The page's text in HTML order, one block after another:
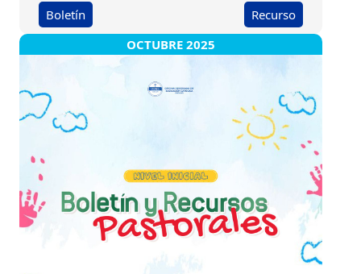
Boletín
Recurso
OCTUBRE 2025